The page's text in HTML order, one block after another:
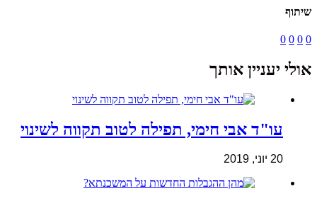
שיתוף
0
0
0
0
אולי יעניין אותך
עו"ד אבי חימי, תפילה לטוב תקווה לשינוי
20 יוני, 2019